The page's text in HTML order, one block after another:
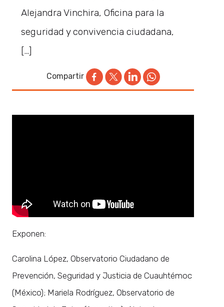
Alejandra Vinchira, Oficina para la
seguridad y convivencia ciudadana,
[…]
Compartir
Exponen:
Carolina López, Observatorio Ciudadano de
Prevención, Seguridad y Justicia de Cuauhtémoc
(México); Mariela Rodríguez, Observatorio de